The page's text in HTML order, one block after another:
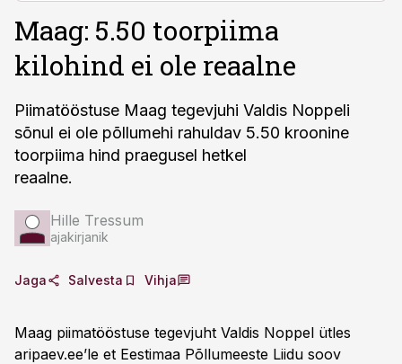
Maag: 5.50 toorpiima
kilohind ei ole reaalne
Piimatööstuse Maag tegevjuhi Valdis Noppeli
sõnul ei ole põllumehi rahuldav 5.50 kroonine
toorpiima hind praegusel hetkel
reaalne.
Hille Tressum
ajakirjanik
Jaga Salvesta Vihja
Maag piimatööstuse tegevjuht Valdis Noppel ütles
aripaev.ee’le et Eestimaa Põllumeeste Liidu soov